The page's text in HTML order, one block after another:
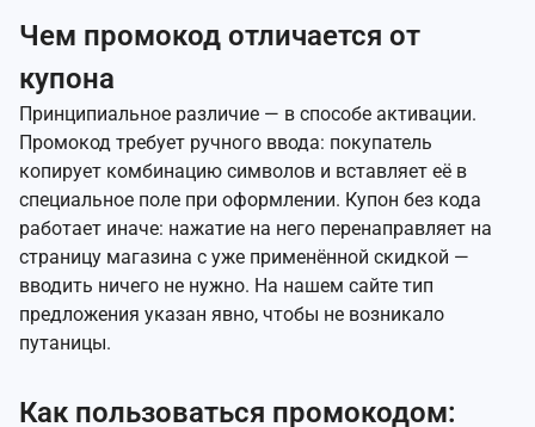
Чем промокод отличается от
купона
Принципиальное различие — в способе активации.
Промокод требует ручного ввода: покупатель
копирует комбинацию символов и вставляет её в
специальное поле при оформлении. Купон без кода
работает иначе: нажатие на него перенаправляет на
страницу магазина с уже применённой скидкой —
вводить ничего не нужно. На нашем сайте тип
предложения указан явно, чтобы не возникало
путаницы.
Как пользоваться промокодом: